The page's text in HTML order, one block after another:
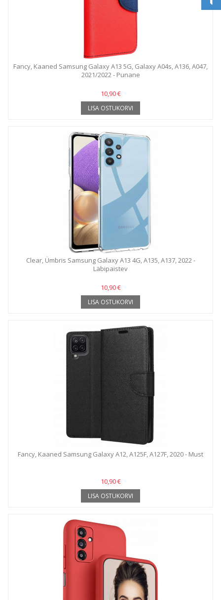
Fancy, Kaaned Samsung Galaxy A13 5G, Galaxy A04s, A136, A047,
2021/2022 - Punane
10,90 €
LISA OSTUKORVI
Clear, Ümbris Samsung Galaxy A13 4G, A135, A137, 2022 -
Läbipaistev
10,90 €
LISA OSTUKORVI
Fancy, Kaaned Samsung Galaxy A12, A125F, A127F, 2020 - Must
10,90 €
LISA OSTUKORVI